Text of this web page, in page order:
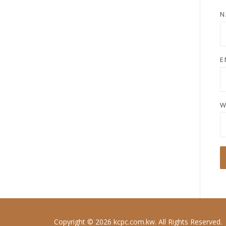
Copyright © 2026 kcpc.com.kw. All Rights Reserved.